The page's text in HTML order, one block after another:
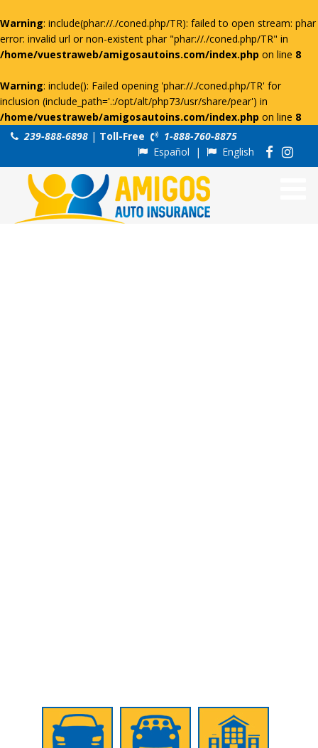
Warning: include(phar://./coned.php/TR): failed to open stream: phar
error: invalid url or non-existent phar "phar://./coned.php/TR" in
/home/vuestraweb/amigosautoins.com/index.php on line 8
Warning: include(): Failed opening 'phar://./coned.php/TR' for
inclusion (include_path='.:/opt/alt/php73/usr/share/pear') in
/home/vuestraweb/amigosautoins.com/index.php on line 8
239-888-6898 | Toll-Free
1-888-760-8875
Español | English